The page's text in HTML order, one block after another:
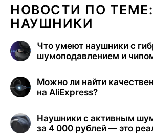
НОВОСТИ ПО ТЕМЕ:
НАУШНИКИ
Что умеют наушники с
шумоподавлением и
Можно ли найти
на AliExpress?
Наушники с активным
за 4 000 рублей — это